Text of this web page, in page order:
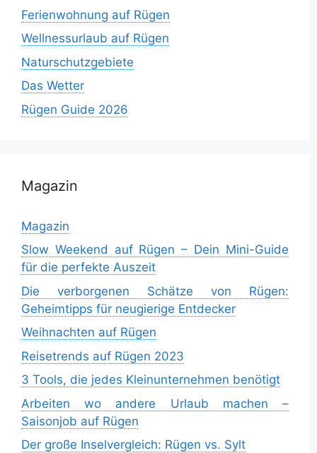
Ferienwohnung auf Rügen
Wellnessurlaub auf Rügen
Naturschutzgebiete
Das Wetter
Rügen Guide 2026
Magazin
Magazin
Slow Weekend auf Rügen – Dein Mini-Guide
für die perfekte Auszeit
Die verborgenen Schätze von Rügen:
Geheimtipps für neugierige Entdecker
Weihnachten auf Rügen
Reisetrends auf Rügen 2023
3 Tools, die jedes Kleinunternehmen benötigt
Arbeiten wo andere Urlaub machen –
Saisonjob auf Rügen
Der große Inselvergleich: Rügen vs. Sylt